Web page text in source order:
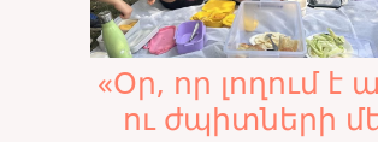
«Օր, որ լողում է
ու ժպիտների